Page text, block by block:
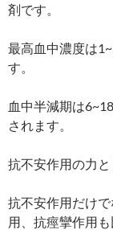
剤です。
最高血中濃度は
す。
血中半減期は
されます。
抗不安作用の力と
抗不安作用だけ
用、抗痙攣作用も